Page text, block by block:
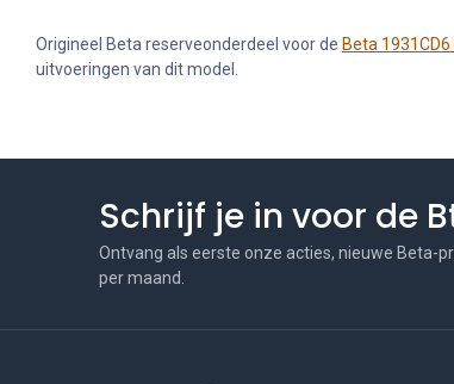
Origineel Beta reserveonderdeel voor de Beta
uitvoeringen van dit model.
Schrijf je in voor de
Ontvang als eerste onze acties, nieuwe Beta-
per maand.